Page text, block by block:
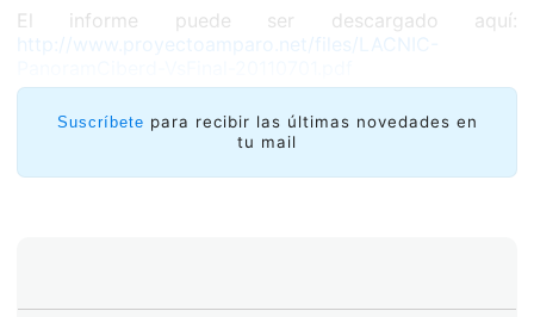
El informe puede ser descargado aquí:
http://www.proyectoamparo.net/files/LACNIC-
Suscríbete para recibir las últimas novedades en
tu mail